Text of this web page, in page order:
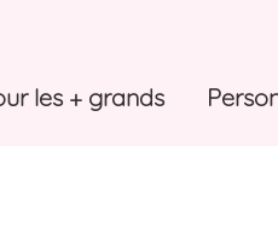
les + grands